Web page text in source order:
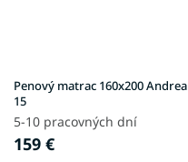
Penový matrac 160x200 Andrea
15
5-10 pracovných dní
159 €